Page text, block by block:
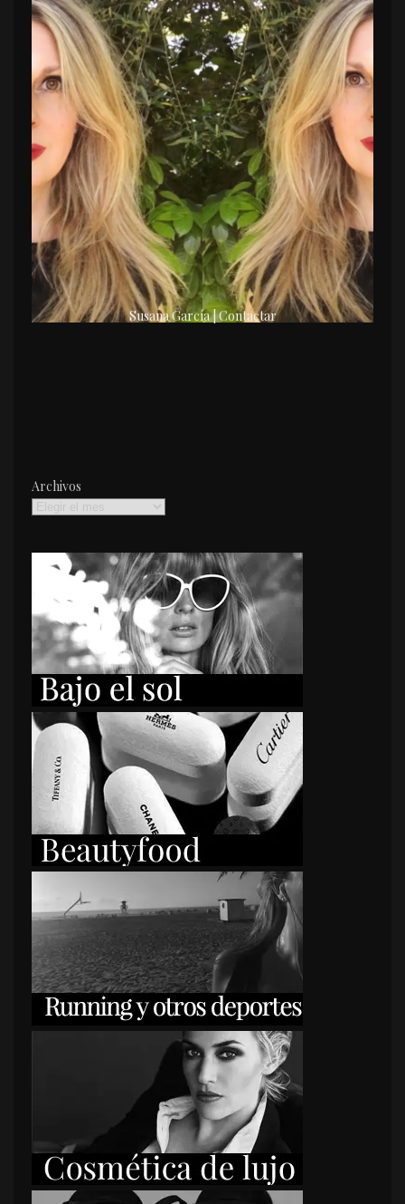
Susana García | Contactar
Archivos